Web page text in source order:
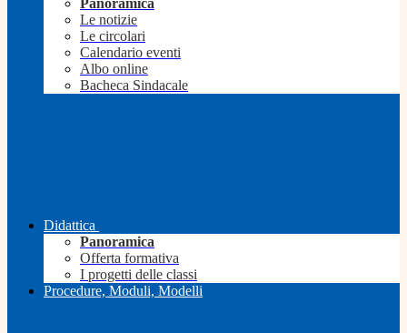
Panoramica
Le notizie
Le circolari
Calendario eventi
Albo online
Bacheca Sindacale
Didattica
Panoramica
Offerta formativa
I progetti delle classi
Procedure, Moduli, Modelli